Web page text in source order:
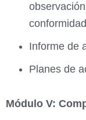
Informe de
Planes de
Módulo V: